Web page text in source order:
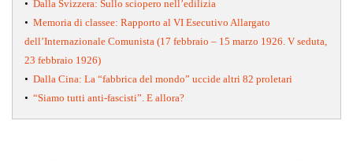
• Dalla Svizzera: Sullo sciopero nell’edilizia
• Memoria di classee: Rapporto al VI Esecutivo Allargato
dell’Internazionale Comunista (17 febbraio – 15 marzo 1926. V seduta,
23 febbraio 1926)
• Dalla Cina: La “fabbrica del mondo” uccide altri 82 proletari
• “Siamo tutti anti-fascisti”. E allora?